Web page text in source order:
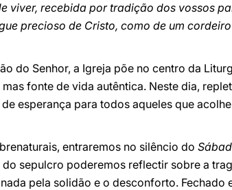
viver, recebida por tradição dos vossos
precioso de Cristo, como de um
do Senhor, a Igreja põe no centro da
fonte de vida autêntica. Neste dia,
esperança para todos aqueles que
entraremos no silêncio do
sepulcro poderemos reflectir sobre a
pela solidão e o desconforto. Fechado